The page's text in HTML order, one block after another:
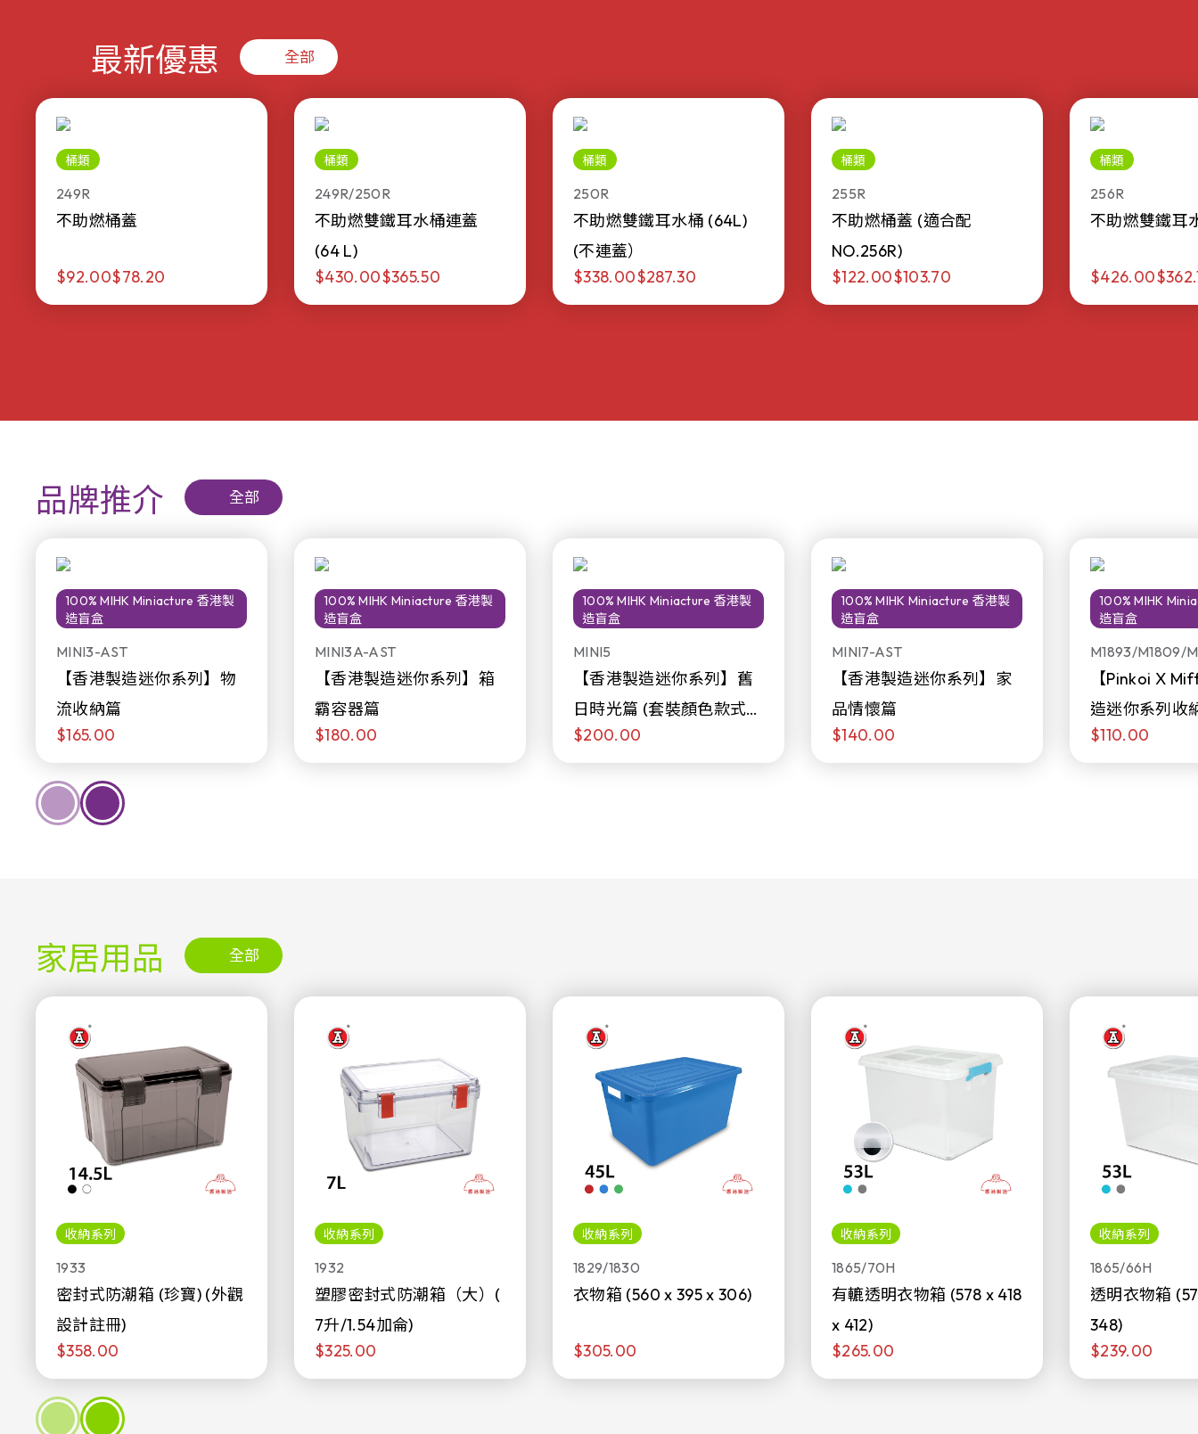
最新優惠 全部
桶類
249R
不助燃桶蓋
$92.00$78.20
桶類
249R/250R
不助燃雙鐵耳水桶連蓋
(64 L)
$430.00$365.50
桶類
250R
不助燃雙鐵耳水桶 (64L)
(不連蓋）
$338.00$287.30
桶類
255R
不助燃桶蓋 (適合配
NO.256R)
$122.00$103.70
桶類
256R
不助燃雙鐵耳
$426.00
品牌推介 全部
100% MIHK Miniacture 香港製
造盲盒
MINI3-AST
【香港製造迷你系列】物
流收納篇
$165.00
100% MIHK Miniacture 香港製
造盲盒
MINI3A-AST
【香港製造迷你系列】箱
霸容器篇
$180.00
100% MIHK Miniacture 香港製
造盲盒
MINI5
【香港製造迷你系列】舊
日時光篇 (套裝顏色款式隨
機販售)
$200.00
100% MIHK Miniacture 香港製
造盲盒
MINI7-AST
【香港製造迷你系列】家
品情懷篇
$140.00
100% MIHK
造盲盒
M1893/M1809/
【Pinkoi X
造迷你系列收
日限定發售)
$110.00
家居用品 全部
收納系列
1933
密封式防潮箱 (珍寶) (外觀
設計註冊)
$358.00
收納系列
1932
塑膠密封式防潮箱（大）(
7升/1.54加侖)
$325.00
收納系列
1829/1830
衣物箱 (560 x 395 x 306)
$305.00
收納系列
1865/70H
有轆透明衣物箱 (578 x 418
x 412)
$265.00
收納系列
1865/66H
透明衣物箱
348)
$239.00